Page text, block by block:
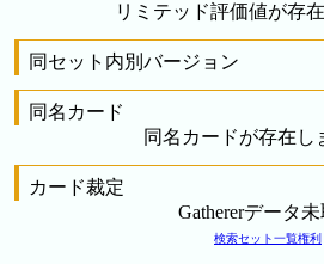
リミテッド評価値が存
同セット内別バージョン
同名カード
同名カードが存在し
カード裁定
Gathererデータ
検索セット一覧権利